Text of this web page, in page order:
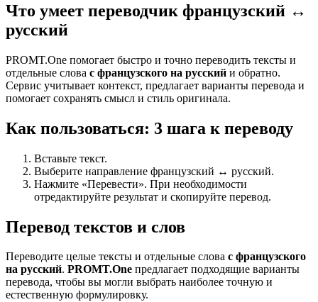
Что умеет переводчик французский ↔
русский
PROMT.One помогает быстро и точно переводить тексты и
отдельные слова с французского на русский и обратно.
Сервис учитывает контекст, предлагает варианты перевода и
помогает сохранять смысл и стиль оригинала.
Как пользоваться: 3 шага к переводу
Вставьте текст.
Выберите направление французский ↔ русский.
Нажмите «Перевести». При необходимости
отредактируйте результат и скопируйте перевод.
Перевод текстов и слов
Переводите целые тексты и отдельные слова с французского
на русский. PROMT.One предлагает подходящие варианты
перевода, чтобы вы могли выбрать наиболее точную и
естественную формулировку.